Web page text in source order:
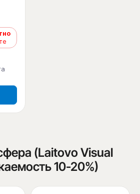
(Laitovo Visual
10-20%)